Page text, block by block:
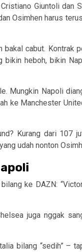
Giuntoli dan
Osimhen harus
cabut. Kontrak
bikin heboh, bikin
Mungkin Napoli
ke Manchester
Kurang dari 107
udah nonton
ke DAZN:
juga nggak
bilang “sedih” –